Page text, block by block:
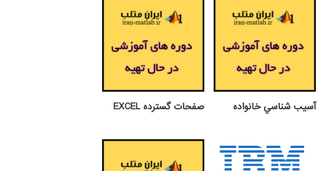
آسيب شناسي خانواده صفحات گسترده EXCEL